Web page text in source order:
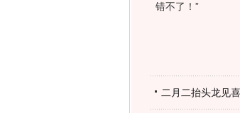
错不了！”
二月二抬头龙见喜